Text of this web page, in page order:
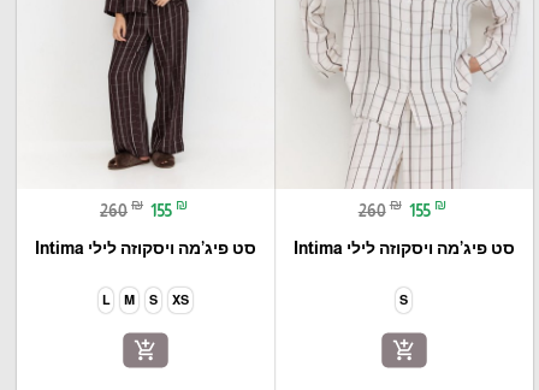
260 ₪ 155 ₪
סט פיג’מה ויסקוזה לילי Intima
S
add_shopping_cart
260 ₪ 155 ₪
סט פיג’מה ויסקוזה לילי Intima
XS
S
M
L
add_shopping_cart